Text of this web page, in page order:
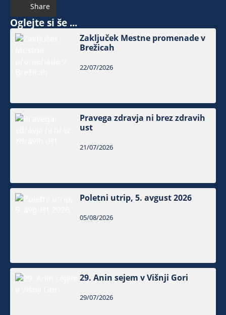
Share
Oglejte si še ...
Zaključek Mestne promenade v
Brežicah
22/07/2026
Pravega zdravja ni brez zdravih
ust
21/07/2026
Poletni utrip, 5. avgust 2026
05/08/2026
29. Anin sejem v Višnji Gori
29/07/2026